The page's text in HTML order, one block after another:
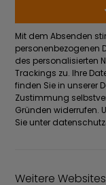
Mit dem Absenden
personenbezogenen
des personalisierten
Trackings zu. Ihre
finden Sie in unserer
Zustimmung
Gründen widerrufen.
Sie unter
Weitere Websites